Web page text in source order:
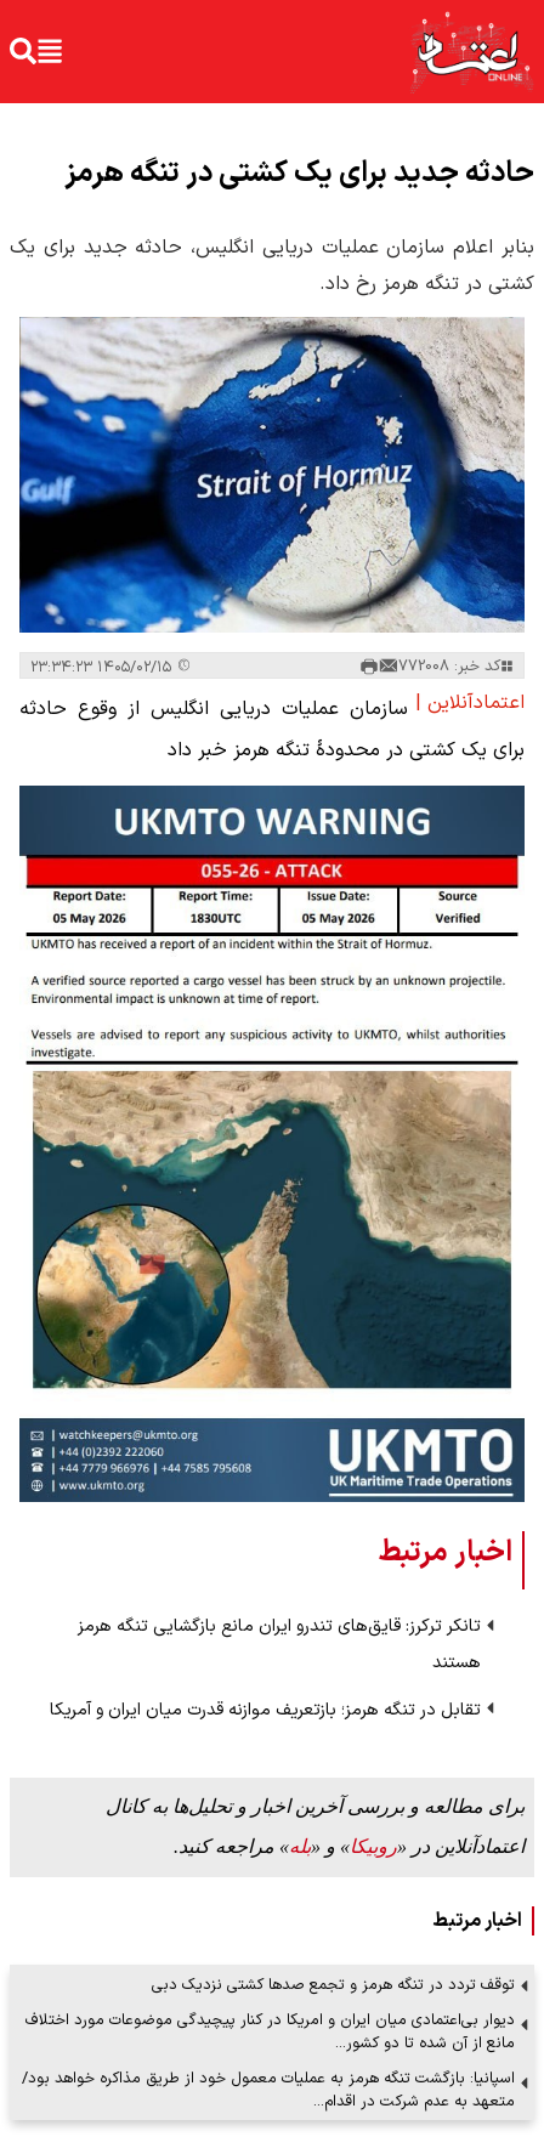
حادثه جدید برای یک کشتی در تنگه هرمز
بنابر اعلام سازمان عملیات دریایی انگلیس، حادثه جدید برای یک
کشتی در تنگه هرمز رخ داد.
کد خبر: 772008
اعتمادآنلاین | سازمان عملیات دریایی انگلیس از وقوع حادثه
برای یک کشتی در محدودۀ تنگه هرمز خبر داد
اخبار مرتبط
تانکر ترکرز: قایق‌های تندرو ایران مانع بازگشایی تنگه هرمز
هستند
تقابل در تنگه هرمز؛ بازتعریف موازنه قدرت میان ایران و آمریکا
برای مطالعه و بررسی آخرین اخبار و تحلیل‌ها به کانال
اعتمادآنلاین در «روبیکا» و «بله» مراجعه کنید.
اخبار مرتبط
توقف تردد در تنگه هرمز و تجمع صدها کشتی نزدیک دبی
دیوار بی‌اعتمادی میان ایران و امریکا در کنار پیچیدگی موضوعات مورد اختلاف
مانع از آن شده تا دو کشور…
اسپانیا: بازگشت تنگه هرمز به عملیات معمول خود از طریق مذاکره خواهد بود/
متعهد به عدم شرکت در اقدام…